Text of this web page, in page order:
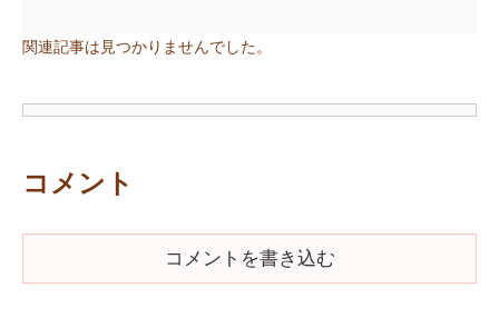
関連記事は見つかりませんでした。
コメント
コメントを書き込む